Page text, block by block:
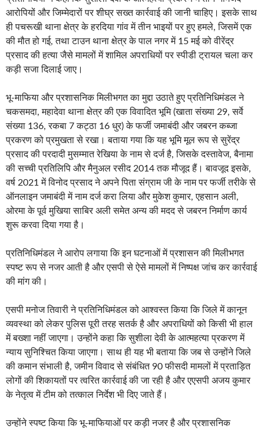
आरोपियों और जिम्मेदारों पर शीघ्र सख्त कार्रवाई की जानी चाहिए। इसके साथ
ही पचरूखी थाना क्षेत्र के हरदिया गांव में तीन भाइयों पर हुए हमले, जिसमें एक
की मौत हो गई, तथा टाउन थाना क्षेत्र के पाल नगर में 15 मई को वीरेंद्र
प्रसाद की हत्या जैसे मामलों में शामिल अपराधियों पर स्पीडी ट्रायल चला कर
कड़ी सजा दिलाई जाए।
भू-माफिया और प्रशासनिक मिलीभगत का मुद्दा उठाते हुए प्रतिनिधिमंडल ने
चकसमदा, महादेवा थाना क्षेत्र की एक विवादित भूमि (खाता संख्या 29, सर्वे
संख्या 136, रकबा 7 कट्ठा 16 धुर) के फर्जी जमाबंदी और जबरन कब्जा
प्रकरण को प्रमुखता से रखा। बताया गया कि यह भूमि मूल रूप से सुरेंद्र
प्रसाद की परदादी मुसम्मात रेखिया के नाम से दर्ज है, जिसके दस्तावेज, बैनामा
की सच्ची प्रतिलिपि और मैनुअल रसीद 2014 तक मौजूद हैं। बावजूद इसके,
वर्ष 2021 में विनोद प्रसाद ने अपने पिता संग्राम जी के नाम पर फर्जी तरीके से
ऑनलाइन जमाबंदी में नाम दर्ज करा लिया और मुकेश कुमार, एहसान अली,
ओरमा के पूर्व मुखिया साबिर अली समेत अन्य की मदद से जबरन निर्माण कार्य
शुरू करवा दिया गया है।
प्रतिनिधिमंडल ने आरोप लगाया कि इन घटनाओं में प्रशासन की मिलीभगत
स्पष्ट रूप से नजर आती है और एसपी से ऐसे मामलों में निष्पक्ष जांच कर कार्रवाई
की मांग की।
एसपी मनोज तिवारी ने प्रतिनिधिमंडल को आश्वस्त किया कि जिले में कानून
व्यवस्था को लेकर पुलिस पूरी तरह सतर्क है और अपराधियों को किसी भी हाल
में बख्शा नहीं जाएगा। उन्होंने कहा कि सुशीला देवी के आत्महत्या प्रकरण में
न्याय सुनिश्चित किया जाएगा। साथ ही यह भी बताया कि जब से उन्होंने जिले
की कमान संभाली है, जमीन विवाद से संबंधित 90 फीसदी मामलों में प्रताड़ित
लोगों की शिकायतों पर त्वरित कार्रवाई की जा रही है और एएसपी अजय कुमार
के नेतृत्व में टीम को तत्काल निर्देश भी दिए जाते हैं।
उन्होंने स्पष्ट किया कि भू-माफियाओं पर कड़ी नजर है और प्रशासनिक